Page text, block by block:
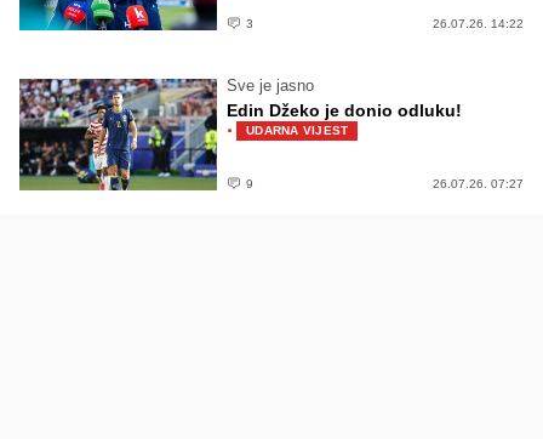
3 26.07.26. 14:22
Sve je jasno
Edin Džeko je donio odluku!
· UDARNA VIJEST
9 26.07.26. 07:27